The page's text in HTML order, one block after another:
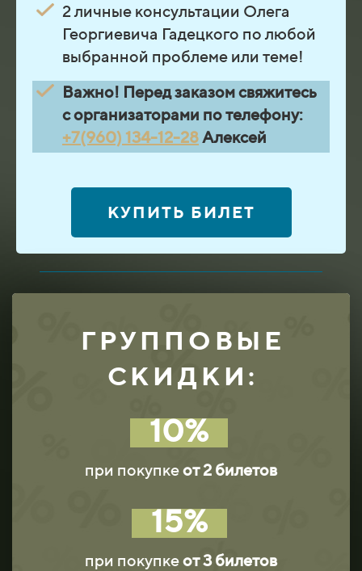
2 личные консультации Олега
Георгиевича Гадецкого по любой
выбранной проблеме или теме!
Важно! Перед заказом свяжитесь
с организаторами по телефону:
+7(960) 134-12-28Алексей
КУПИТЬ БИЛЕТ
ГРУППОВЫЕ
СКИДКИ:
10%
при покупкеот 2 билетов
15%
при покупкеот 3 билетов